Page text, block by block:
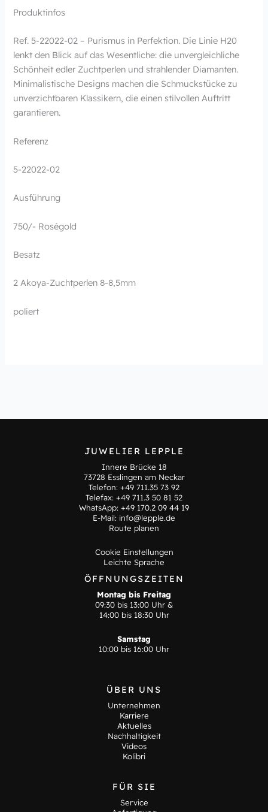
Produktinfos
Ref. 5-22022-02 – Purismus in Perfektion. Die Linie H20
lenkt den Blick auf das Wesentliche: die unvergleichliche
Schönheit edler Zuchtperlen und strahlender Diamanten.
Minimalistische Designs machen die Schmuckstücke zu
unverzichtbaren Klassikern, die einen stilvollen Auftritt
garantieren.
Referenz
5-22022-02
Ausführung
750/- Roségold
Besatz
2 Akoya-Zuchtperlen 8-8,5mm
poliert
JUWELIER LEPPLE
Innere Brücke 18
73728 Esslingen am Neckar
Telefon: +49 711.35 73 92
Telefax: +49 711.3 50 81 52
WhatsApp: +49 170.2 09 44 19
E-Mail: info@lepple.de
Route planen
Cookie Einstellungen
Leichte Sprache
ÖFFNUNGSZEITEN
Montag bis Freitag
09:30 bis 13:00 Uhr &
14:00 bis 18:30 Uhr
Samstag
10:00 bis 16:00 Uhr
ÜBER UNS
Unternehmen
Karriere
Aktuelles
Nachhaltigkeit
Videos
Kolibri
FÜR SIE
Service